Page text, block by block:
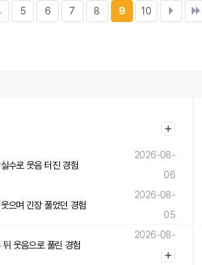
5 6 7 8 9 10
수로 웃음 터진 경험
2026-08-
06
으며 긴장 풀었던 경험
2026-08-
05
웃음으로 풀린 경험
2026-08-
05